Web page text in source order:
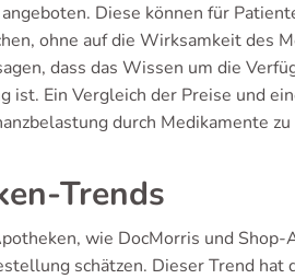
Diese können für
ohne auf die Wirksamkeit des
dass das Wissen um die
ist. Ein Vergleich der Preise und
durch Medikamente
Trends
wie DocMorris und
schätzen. Dieser Trend